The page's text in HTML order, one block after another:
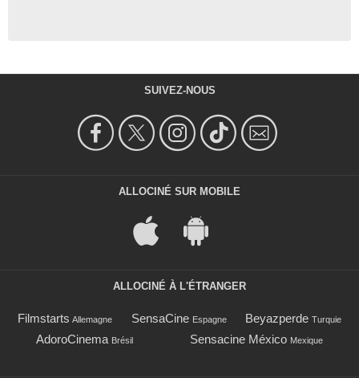
SUIVEZ-NOUS
ALLOCINÉ SUR MOBILE
ALLOCINÉ À L'ÉTRANGER
Filmstarts Allemagne SensaCine Espagne Beyazperde Turquie
AdoroCinema Brésil Sensacine México Mexique